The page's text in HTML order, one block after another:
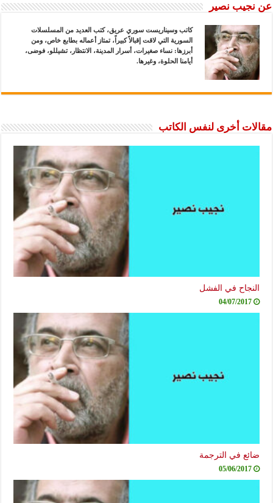
عن نجيب نصير
كاتب وسيناريست سوري عريق، كتب العديد من المسلسلات
السورية التي لاقت إقبالاً كبيراً، تمتاز أعماله بطابع خاص، ومن
أبرزها: نساء صغيرات، أسرار المدينة، الانتظار، تشيللو، فوضى،
أيامنا الحلوة، وغيرها.
مقالات أخرى لنفس الكاتب
النجاح في الفشل
04/07/2017
ضائع في الترجمة
05/06/2017